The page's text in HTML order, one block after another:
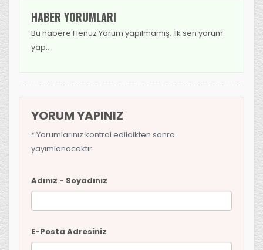
HABER YORUMLARI
Bu habere Henüz Yorum yapılmamış. İlk sen yorum
yap..
YORUM YAPINIZ
* Yorumlarınız kontrol edildikten sonra
yayımlanacaktır
Adınız - Soyadınız
E-Posta Adresiniz